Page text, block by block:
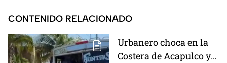
CONTENIDO RELACIONADO
Urbanero choca en la
Costera de Acapulco y